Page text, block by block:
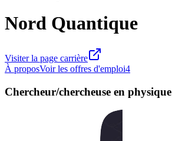
Nord Quantique
Visiter la page carrière
À proposVoir les offres d'emploi4
Chercheur/chercheuse en physique